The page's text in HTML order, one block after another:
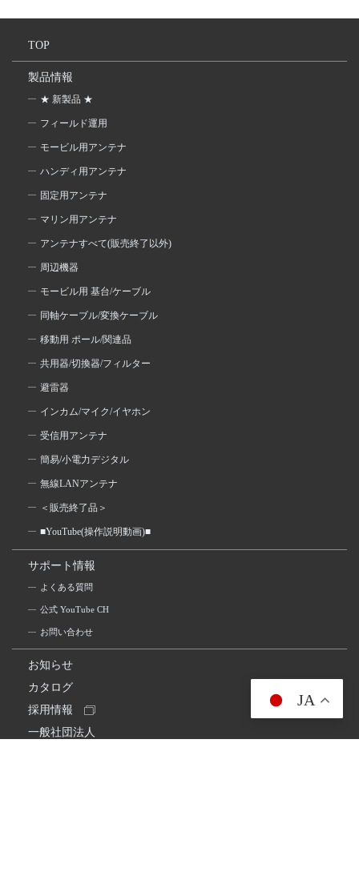
TOP
製品情報
★ 新製品 ★
フィールド運用
モービル用アンテナ
ハンディ用アンテナ
固定用アンテナ
マリン用アンテナ
アンテナすべて(販売終了以外)
周辺機器
モービル用 基台/ケーブル
同軸ケーブル/変換ケーブル
移動用 ポール/関連品
共用器/切換器/フィルター
避雷器
インカム/マイク/イヤホン
受信用アンテナ
簡易/小電力デジタル
無線LANアンテナ
＜販売終了品＞
■YouTube(操作説明動画)■
サポート情報
よくある質問
公式 YouTube CH
お問い合わせ
お知らせ
カタログ
採用情報
一般社団法人
JA